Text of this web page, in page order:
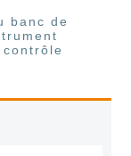
banc de